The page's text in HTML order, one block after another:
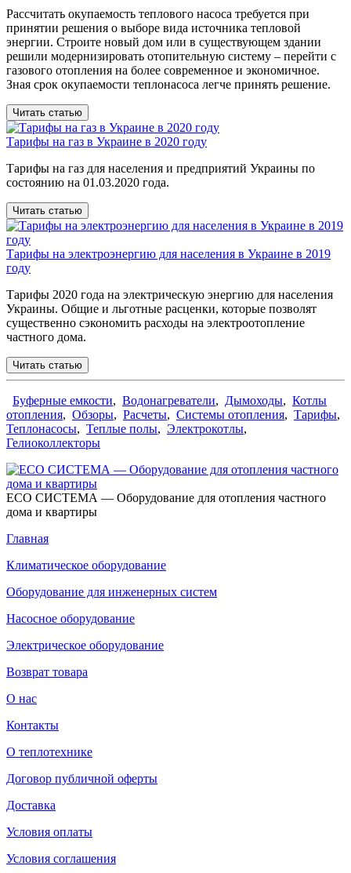
Рассчитать окупаемость теплового насоса требуется при
принятии решения о выборе вида источника тепловой
энергии. Строите новый дом или в существующем здании
решили модернизировать отопительную систему – перейти с
газового отопления на более современное и экономичное.
Зная срок окупаемости теплонасоса легче принять решение.
Читать статью
Тарифы на газ в Украине в 2020 году
Тарифы на газ для населения и предприятий Украины по
состоянию на 01.03.2020 года.
Читать статью
Тарифы на электроэнергию для населения в Украине в 2019
году
Тарифы 2020 года на электрическую энергию для населения
Украины. Общие и льготные расценки, которые позволят
существенно сэкономить расходы на электроотопление
частного дома.
Читать статью
Буферные емкости, Водонагреватели, Дымоходы, Котлы
отопления, Обзоры, Расчеты, Системы отопления, Тарифы,
Теплонасосы, Теплые полы, Электрокотлы,
Гелиоколлекторы
ECO СИСТЕМА — Оборудование для отопления частного
дома и квартиры
Главная
Климатическое оборудование
Оборудование для инженерных систем
Насосное оборудование
Электрическое оборудование
Возврат товара
О нас
Контакты
О теплотехнике
Договор публичной оферты
Доставка
Условия оплаты
Условия соглашения